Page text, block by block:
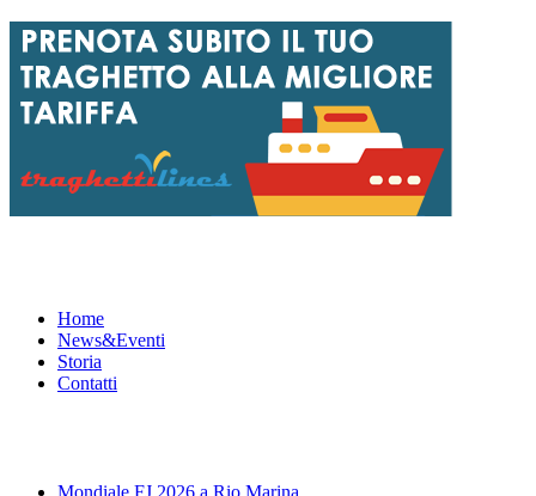
Home
News&Eventi
Storia
Contatti